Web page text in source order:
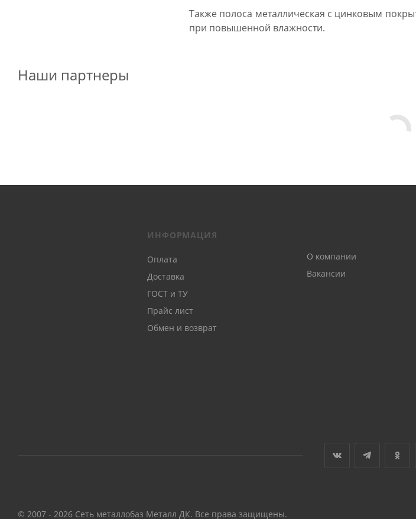
Также полоса металлическая с цинковым
при повышенной влажности.
Наши партнеры
ИНФОРМАЦИЯ
Оплата
Доставка
ГОСТ и ТУ
Прайс лист
Обмен и возврат
О компании
Вакансии
© 2007 - 2026 Сеть металлобаз Металл ДК. Все права защищены.